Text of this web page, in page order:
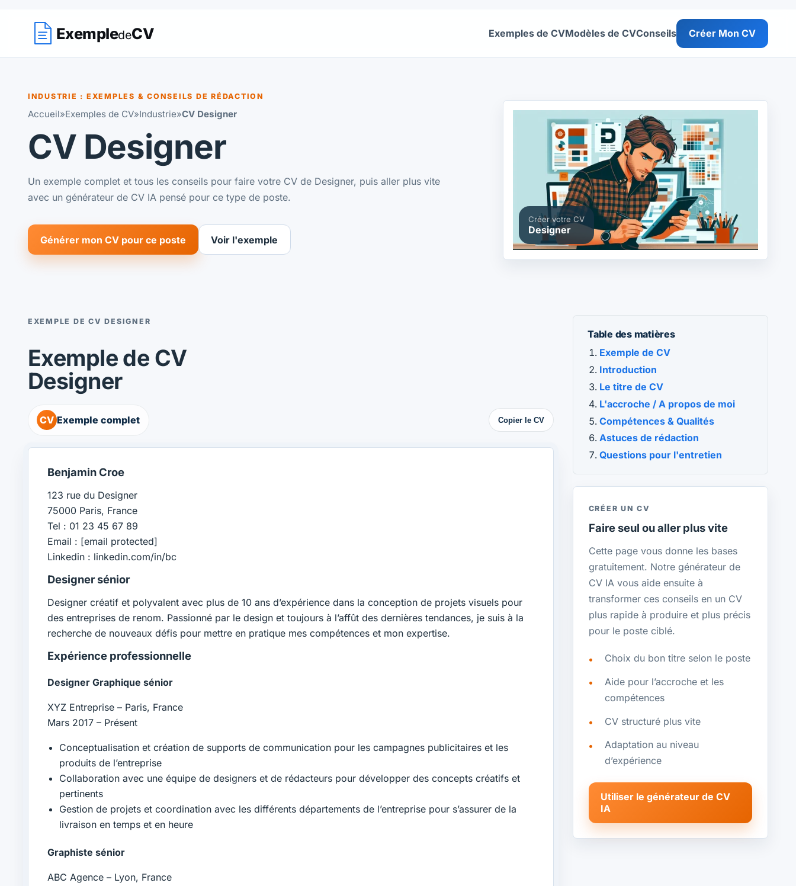
ExempledeCV Exemples de CVModèles de CVConseils Créer Mon CV
INDUSTRIE : EXEMPLES & CONSEILS DE RÉDACTION
Accueil»Exemples de CV»Industrie»CV Designer
CV Designer
Un exemple complet et tous les conseils pour faire votre CV de Designer, puis aller plus vite
avec un générateur de CV IA pensé pour ce type de poste.
Générer mon CV pour ce poste Voir l'exemple
Créer votre CV
Designer
EXEMPLE DE CV DESIGNER
Exemple de CV
Designer
CV Exemple complet Copier le CV
Benjamin Croe
123 rue du Designer
75000 Paris, France
Tel : 01 23 45 67 89
Email : [email protected]
Linkedin : linkedin.com/in/bc
Designer sénior
Designer créatif et polyvalent avec plus de 10 ans d’expérience dans la conception de projets visuels pour
des entreprises de renom. Passionné par le design et toujours à l’affût des dernières tendances, je suis à la
recherche de nouveaux défis pour mettre en pratique mes compétences et mon expertise.
Expérience professionnelle
Designer Graphique sénior
XYZ Entreprise – Paris, France
Mars 2017 – Présent
Conceptualisation et création de supports de communication pour les campagnes publicitaires et les
produits de l’entreprise
Collaboration avec une équipe de designers et de rédacteurs pour développer des concepts créatifs et
pertinents
Gestion de projets et coordination avec les différents départements de l’entreprise pour s’assurer de la
livraison en temps et en heure
Graphiste sénior
ABC Agence – Lyon, France
Table des matières
Exemple de CV
Introduction
Le titre de CV
L'accroche / A propos de moi
Compétences & Qualités
Astuces de rédaction
Questions pour l'entretien
CRÉER UN CV
Faire seul ou aller plus vite
Cette page vous donne les bases
gratuitement. Notre générateur de
CV IA vous aide ensuite à
transformer ces conseils en un CV
plus rapide à produire et plus précis
pour le poste ciblé.
Choix du bon titre selon le poste
Aide pour l’accroche et les
compétences
CV structuré plus vite
Adaptation au niveau
d’expérience
Utiliser le générateur de CV
IA